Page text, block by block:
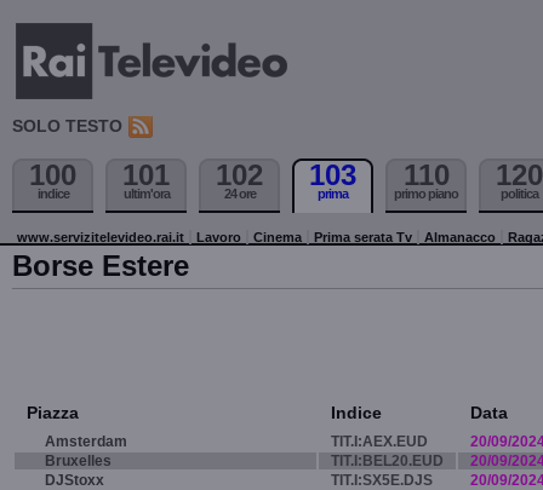
SOLO TESTO
100
indice
101
ultim'ora
102
24 ore
103
prima
110
primo piano
120
politica
www.servizitelevideo.rai.it Lavoro Cinema Prima serata Tv Almanacco
Borse Estere
Piazza Indice Data
Amsterdam TIT.I:AEX.EUD
20/09/
Bruxelles
TIT.I:BEL20.EUD
20/09/
DJStoxx
TIT.I:SX5E.DJS
20/09/